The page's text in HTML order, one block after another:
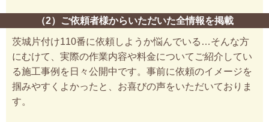
（2）ご依頼者様からいただいた全情報を掲載
茨城片付け110番に依頼しようか悩んでいる…そんな方
にむけて、実際の作業内容や料金についてご紹介してい
る施工事例を日々公開中です。事前に依頼のイメージを
掴みやすくよかったと、お喜びの声をいただいておりま
す。